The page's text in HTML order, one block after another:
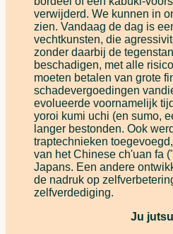
verwijderd. We kunnen in
zien. Vandaag de dag is
vechtkunsten, die
zonder daarbij de
beschadigen, met alle
moeten betalen van grote
schadevergoedingen
evolueerde voornamelijk
yoroi kumi uchi (en sumo,
langer bestonden. Ook
traptechnieken
van het Chinese ch'uan fa
Japans. Een andere
de nadruk op
zelfverdediging.
Ju